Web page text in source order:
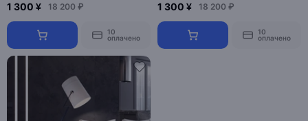
1 300 ¥ 18 200 ₽
10
оплачено
1 300 ¥ 18 200 ₽
10
оплачено